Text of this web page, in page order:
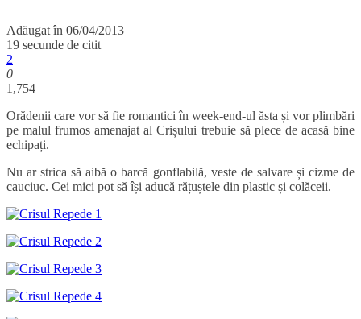
Adăugat în 06/04/2013
19 secunde de citit
2
0
1,754
Orădenii care vor să fie romantici în week-end-ul ăsta și vor plimbări
pe malul frumos amenajat al Crișului trebuie să plece de acasă bine
echipați.
Nu ar strica să aibă o barcă gonflabilă, veste de salvare și cizme de
cauciuc. Cei mici pot să își aducă rățuștele din plastic și colăceii.